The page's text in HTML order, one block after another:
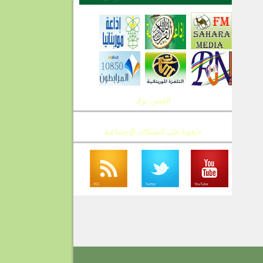
الفيس بوك
تابعونا على الشبكات الإجتماعية